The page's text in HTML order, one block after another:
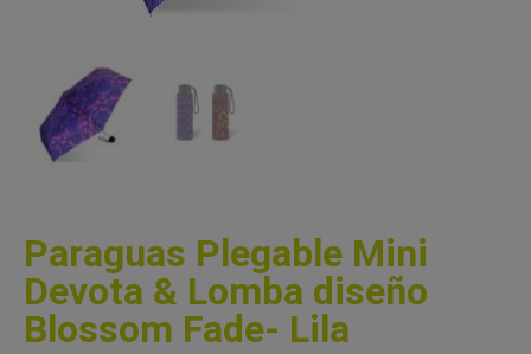
Paraguas Plegable Mini
Devota & Lomba diseño
Blossom Fade- Lila